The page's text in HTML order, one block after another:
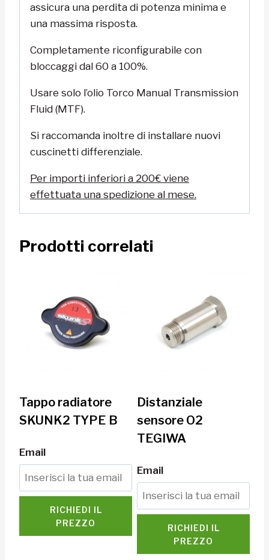
assicura una perdita di potenza minima e
una massima risposta.
Completamente riconfigurabile con
bloccaggi dal 60 a 100%.
Usare solo l’olio Torco Manual Transmission
Fluid (MTF).
Si raccomanda inoltre di installare nuovi
cuscinetti differenziale.
Per importi inferiori a 200€ viene
effettuata una spedizione al mese.
Prodotti correlati
Tappo radiatore
SKUNK2 TYPE B
Email
RICHIEDI IL
PREZZO
Distanziale
sensore O2
TEGIWA
Email
RICHIEDI IL
PREZZO